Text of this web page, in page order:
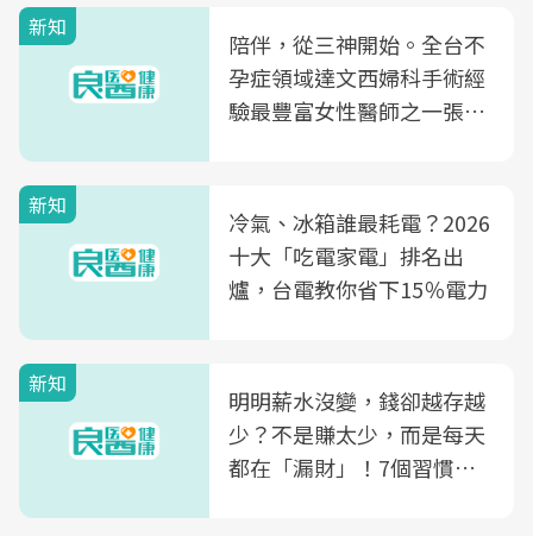
新知
陪伴，從三神開始。全台不
孕症領域達文西婦科手術經
驗最豐富女性醫師之一張永
光田醫院建構360度女性健
康照護生態圈
新知
冷氣、冰箱誰最耗電？2026
十大「吃電家電」排名出
爐，台電教你省下15％電力
新知
明明薪水沒變，錢卻越存越
少？不是賺太少，而是每天
都在「漏財」！7個習慣一